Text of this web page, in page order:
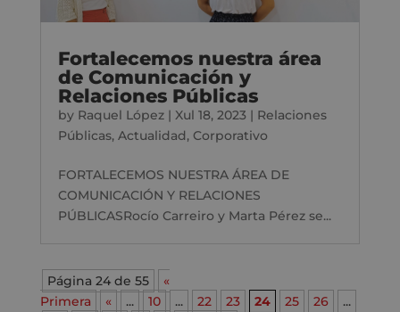
Fortalecemos nuestra área
de Comunicación y
Relaciones Públicas
by Raquel López| Xul 18, 2023| Relaciones
Públicas, Actualidad, Corporativo
FORTALECEMOS NUESTRA ÁREA DE
COMUNICACIÓN Y RELACIONES
PÚBLICASRocío Carreiro y Marta Pérez se...
Página 24 de 55
«
Primera
« ... 10 ... 22 23 24 25 26
...